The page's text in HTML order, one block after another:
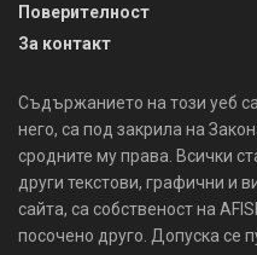
Поверителност
За контакт
Съдържанието на този уеб
него, са под закрила на
сродните му права. Всички
други текстови, графични и
сайта, са собственост на
посочено друго. Допуска се